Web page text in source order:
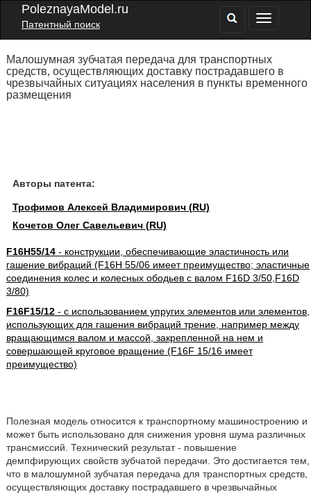
PoleznayaModel.ru
Патентный поиск
Малошумная зубчатая передача для транспортных
средств, осуществляющих доставку пострадавшего в
чрезвычайных ситуациях населения в пункты временного
размещения
Авторы патента:
Трофимов Алексей Владимирович (RU)
Кочетов Олег Савельевич (RU)
F16H55/14- конструкции, обеспечивающие эластичность или
гашение вибраций (F16H 55/06 имеет преимущество; эластичные
соединения колес и колесных ободьев с валом F16D 3/50,F16D
3/80)
F16F15/12- с использованием упругих элементов или элементов,
использующих для гашения вибраций трение, например между
вращающимся валом и массой, закрепленной на нем и
совершающей круговое вращение (F16F 15/16 имеет
преимущество)
Полезная модель относится к транспортному машиностроению и
может быть использовано для снижения уровня шума различных
трансмиссий. Технический результат - повышение
демпфирующих свойств зубчатой передачи. Это достигается тем,
что в малошумной зубчатая передача для транспортных средств,
осуществляющих доставку пострадавшего в чрезвычайных